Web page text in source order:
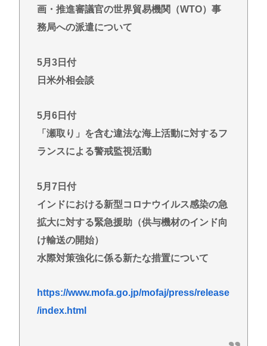
【衝撃】100万部を切ったジャンプが最強部数653万
部を記録した時の週刊少年ジャンプの面子がヤバす
メンタリストDaiGo「SNS最大のデメリットは口を
開く価値がない奴が発信できるようになったこと」
じゃない！ライザを性的な目で見てる奴はにわ
か！」
画・推進審議官の世界貿易機関（WTO）事
務局への派遣について
5月3日付
日米外相会談
5月6日付
「瀬取り」を含む違法な海上活動に対するフ
ランスによる警戒監視活動
5月7日付
インドにおける新型コロナウイルス感染の急
拡大に対する緊急援助（供与機材のインド向
け輸送の開始）
水際対策強化に係る新たな措置について
https://www.mofa.go.jp/mofaj/press/release
/index.html